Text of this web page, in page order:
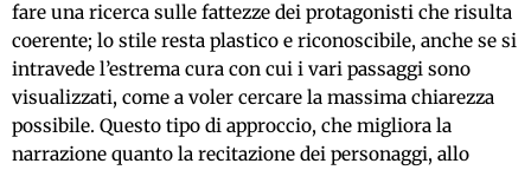
fare una ricerca sulle fattezze dei protagonisti che risulta
coerente; lo stile resta plastico e riconoscibile, anche se si
intravede l’estrema cura con cui i vari passaggi sono
visualizzati, come a voler cercare la massima chiarezza
possibile. Questo tipo di approccio, che migliora la
narrazione quanto la recitazione dei personaggi, allo